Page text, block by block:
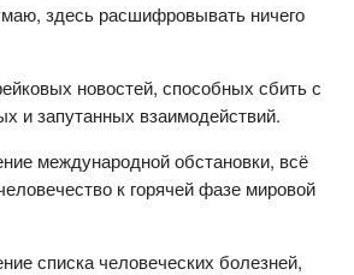
здесь расшифровывать ничего
новостей, способных сбить с
и запутанных взаимодействий.
международной обстановки, всё
к горячей фазе мировой
списка человеческих болезней,